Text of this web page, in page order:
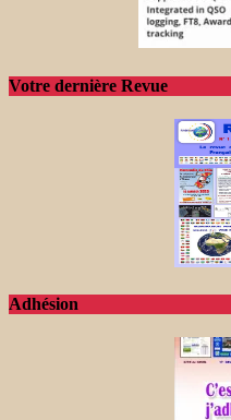
Votre dernière Revue
Adhésion